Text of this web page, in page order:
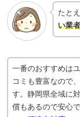
たと
い業者
一番のおすすめは
コミも豊富なので、
す。静岡県全域に
償もあるので安心